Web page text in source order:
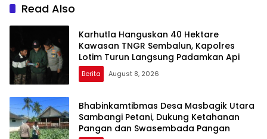
Read Also
Karhutla Hanguskan 40 Hektare
Kawasan TNGR Sembalun, Kapolres
Lotim Turun Langsung Padamkan Api
Berita August 8, 2026
Bhabinkamtibmas Desa Masbagik Utara
Sambangi Petani, Dukung Ketahanan
Pangan dan Swasembada Pangan